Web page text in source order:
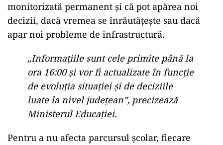
monitorizată permanent și că pot apărea noi
decizii, dacă vremea se înrăutățește sau dacă
apar noi probleme de infrastructură.
„Informaţiile sunt cele primite până la
ora 16:00 şi vor fi actualizate în funcţie
de evoluţia situaţiei şi de deciziile
luate la nivel judeţean”, precizează
Ministerul Educației.
Pentru a nu afecta parcursul școlar, fiecare